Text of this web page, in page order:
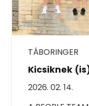
TÁBORINGER
Kicsiknek
2026. 02. 14.